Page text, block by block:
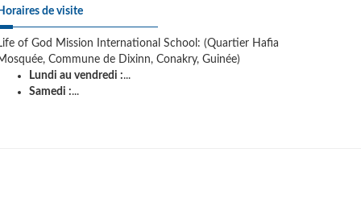
Horaires de visite
of God Mission International School: (Quartier Hafia
Commune de Dixinn, Conakry, Guinée)
Lundi au vendredi :...
Samedi :...